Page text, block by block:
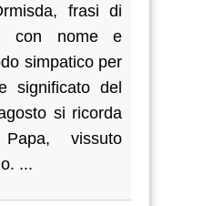
frasi di
con nome e
simpatico per
significato del
si ricorda
vissuto
...